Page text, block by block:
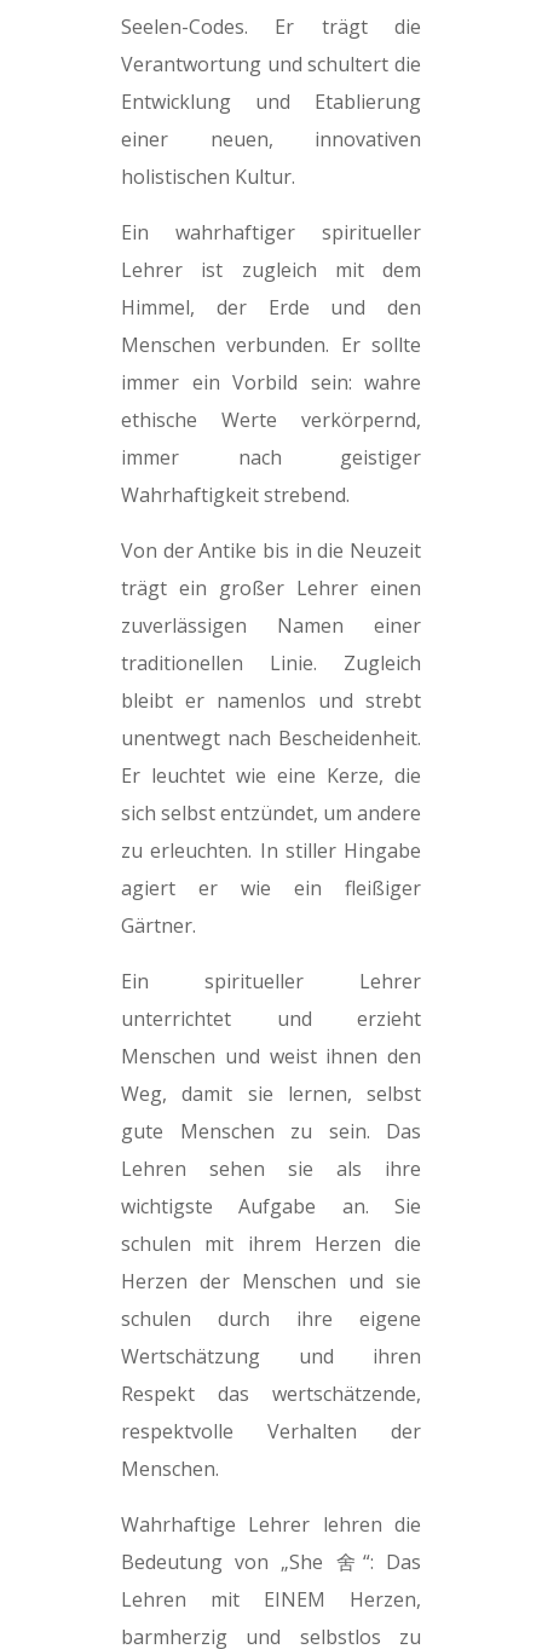
Seelen-Codes. Er trägt die
Verantwortung und schultert die
Entwicklung und Etablierung
einer neuen, innovativen
holistischen Kultur.
Ein wahrhaftiger spiritueller
Lehrer ist zugleich mit dem
Himmel, der Erde und den
Menschen verbunden. Er sollte
immer ein Vorbild sein: wahre
ethische Werte verkörpernd,
immer nach geistiger
Wahrhaftigkeit strebend.
Von der Antike bis in die Neuzeit
trägt ein großer Lehrer einen
zuverlässigen Namen einer
traditionellen Linie. Zugleich
bleibt er namenlos und strebt
unentwegt nach Bescheidenheit.
Er leuchtet wie eine Kerze, die
sich selbst entzündet, um andere
zu erleuchten. In stiller Hingabe
agiert er wie ein fleißiger
Gärtner.
Ein spiritueller Lehrer
unterrichtet und erzieht
Menschen und weist ihnen den
Weg, damit sie lernen, selbst
gute Menschen zu sein. Das
Lehren sehen sie als ihre
wichtigste Aufgabe an. Sie
schulen mit ihrem Herzen die
Herzen der Menschen und sie
schulen durch ihre eigene
Wertschätzung und ihren
Respekt das wertschätzende,
respektvolle Verhalten der
Menschen.
Wahrhaftige Lehrer lehren die
Bedeutung von „She 舍“: Das
Lehren mit EINEM Herzen,
barmherzig und selbstlos zu